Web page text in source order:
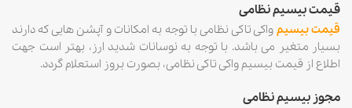
قیمت بیسیم نظامی
قیمت بیسیم واکی تاکی نظامی با توجه به امکانات و آپشن هایی که دارند
بسیار متغیر می باشد. با توجه به نوسانات شدید ارز، بهتر است جهت
اطلاع از قیمت بیسیم واکی تاکی نظامی، بصورت بروز استعلام گردد.
مجوز بیسیم نظامی